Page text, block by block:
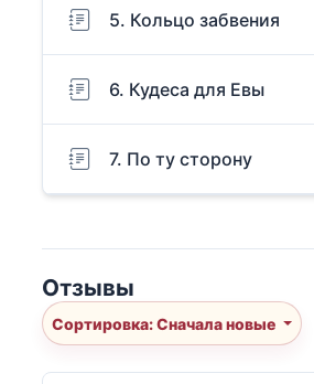
5. Кольцо забвения
6. Кудеса для Евы
7. По ту сторону
Отзывы
Сортировка: Сначала новые